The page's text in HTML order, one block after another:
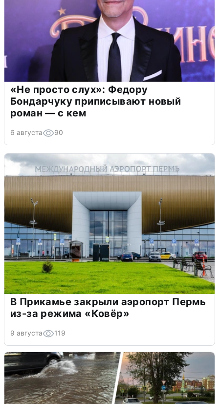
«Не просто слух»: Федору
Бондарчуку приписывают новый
роман — с кем
6 августа 90
В Прикамье закрыли аэропорт Пермь
из-за режима «Ковёр»
9 августа 119